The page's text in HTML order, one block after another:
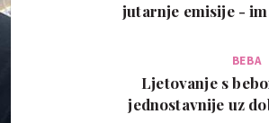
jutarnje emisije -
BEBA
Ljetovanje s
jednostavnije uz